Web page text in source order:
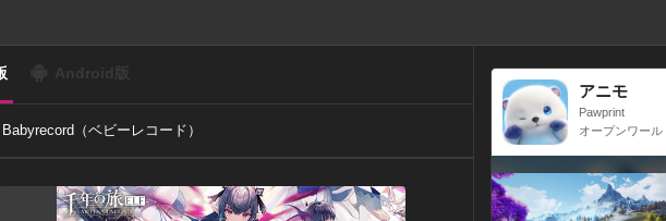
Babyrecord（ベビーレコード）
アニモ
Pawprint
オープンワール